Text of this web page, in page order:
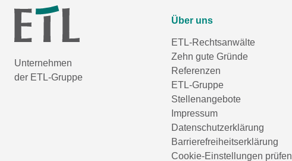
Unternehmen
der ETL-Gruppe
Über uns
ETL-Rechtsanwälte
Zehn gute Gründe
Referenzen
ETL-Gruppe
Stellenangebote
Impressum
Datenschutzerklärung
Barrierefreiheitserklärung
Cookie-Einstellungen prüfen